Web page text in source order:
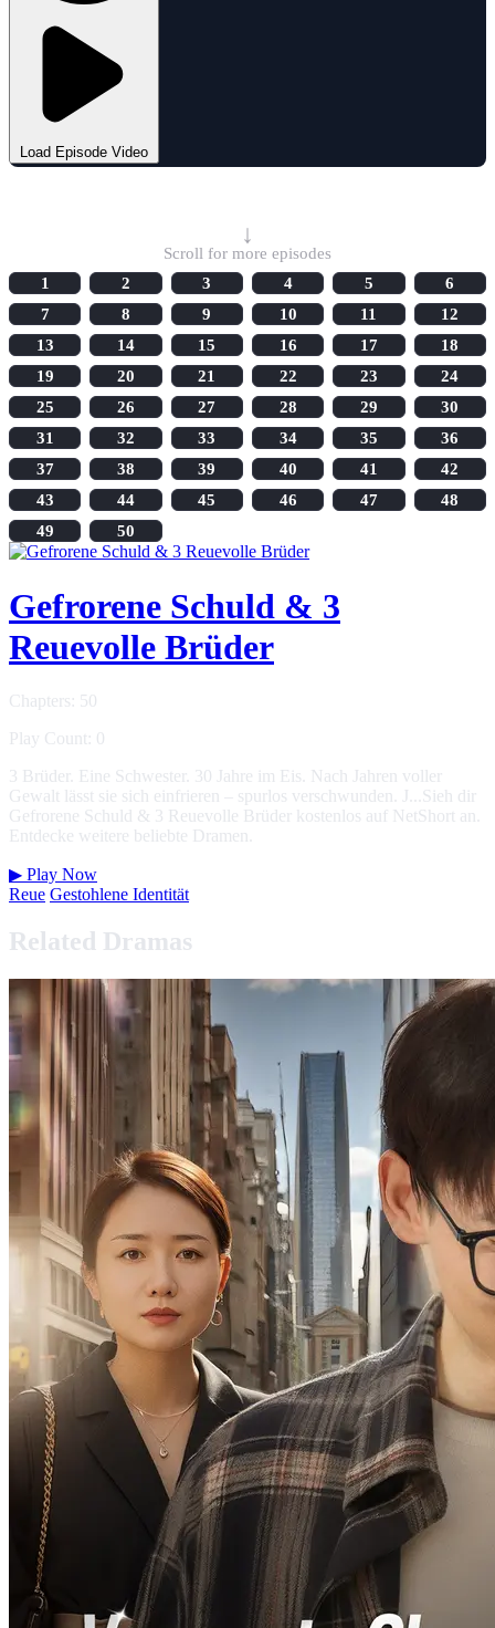
Load Episode Video
↓
Scroll for more episodes
1
2 3 4 5
6
7
8 9 10 11
12
13
14 15 16 17
18
19
20 21 22 23
24
25
26 27 28 29
30
31
32 33 34 35
36
37
38 39 40 41
42
43
44 45 46 47
48
49
50
Gefrorene Schuld & 3
Reuevolle Brüder
Chapters: 50
Play Count: 0
3 Brüder. Eine Schwester. 30 Jahre im Eis. Nach Jahren voller
Gewalt lässt sie sich einfrieren – spurlos verschwunden. J...Sieh dir
Gefrorene Schuld & 3 Reuevolle Brüder kostenlos auf NetShort an.
Entdecke weitere beliebte Dramen.
▶ Play Now
Reue Gestohlene Identität
Related Dramas